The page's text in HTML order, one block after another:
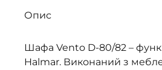
Опис
Шафа Vento D-80/82 –
Halmar. Виконаний з